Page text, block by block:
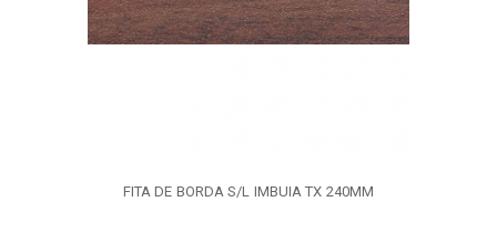
FITA DE BORDA S/L IMBUIA TX 240MM